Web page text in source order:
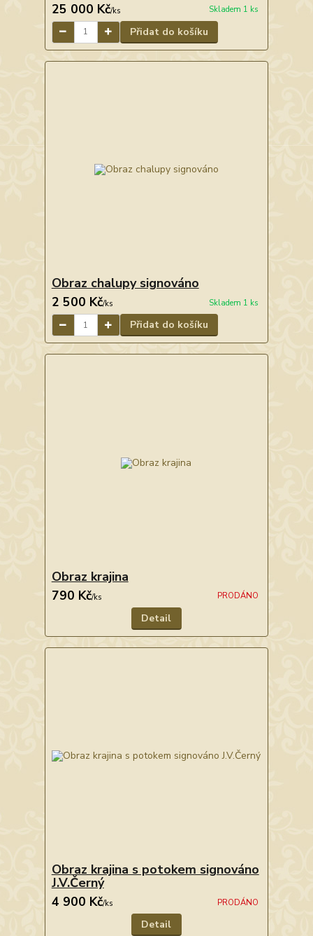
25 000 Kč/ks Skladem 1 ks
Přidat do košíku
Obraz chalupy signováno
2 500 Kč/ks Skladem 1 ks
Přidat do košíku
Obraz krajina
790 Kč/ks PRODÁNO
Detail
Obraz krajina s potokem signováno
J.V.Černý
4 900 Kč/ks PRODÁNO
Detail